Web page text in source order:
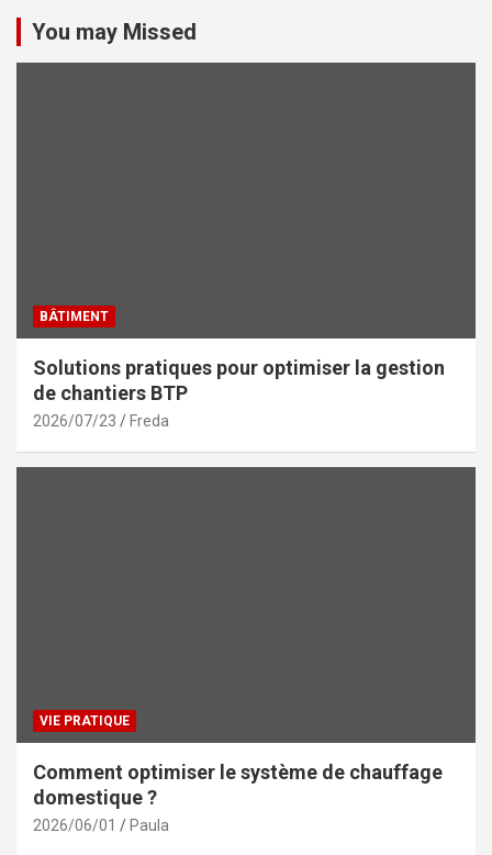
You may Missed
BÂTIMENT
Solutions pratiques pour optimiser la gestion
de chantiers BTP
2026/07/23 Freda
VIE PRATIQUE
Comment optimiser le système de chauffage
domestique ?
2026/06/01 Paula